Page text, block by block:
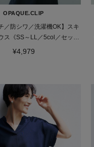
OPAQUE.CLIP
／防シワ／洗濯機OK】スキ
ス《SS～LL／5col／セット
アップ可》
¥4,979